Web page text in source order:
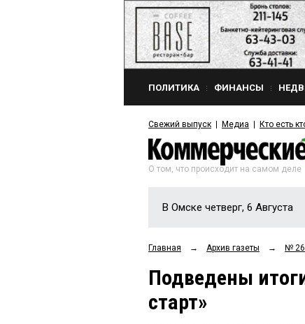
ПОЛИТИКА ФИНАНСЫ
Свежий выпуск Медиа Кто есть
О том, что происходит на самом деле
В Омске четверг, 6 Августа
Главная → Архив газеты → № 26
Подведены
старт»